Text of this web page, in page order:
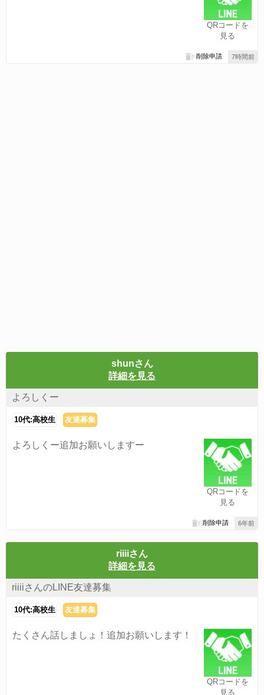
QRコードを
見る
7時間前
削除申請
shunさん
詳細を見る
よろしくー
10代:高校生 友達募集
QRコードを
見る
よろしくー追加お願いしますー
6年前
削除申請
riiiiさん
詳細を見る
riiiiさんのLINE友達募集
10代:高校生 友達募集
QRコードを
見る
たくさん話しましょ！追加お願いします！